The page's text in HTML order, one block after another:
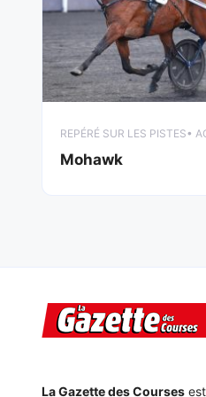
REPÉRÉ SUR LES PISTES•
Mohawk
La Gazette des Courses